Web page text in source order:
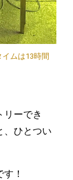
ムは13時間
ーでき
、ひとつい
！